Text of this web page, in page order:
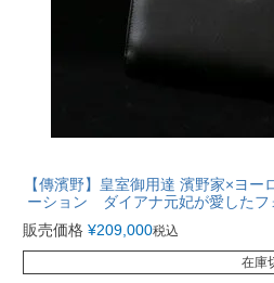
【傳濱野】皇室御用達 濱野家×ヨ
ーション ダイアナ元妃が愛したフ
販売価格 ¥209,000税込
在庫